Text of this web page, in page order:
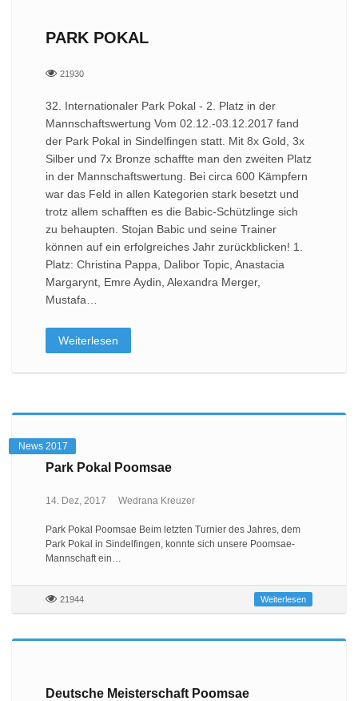
PARK POKAL
21930
32. Internationaler Park Pokal - 2. Platz in der
Mannschaftswertung Vom 02.12.-03.12.2017 fand
der Park Pokal in Sindelfingen statt. Mit 8x Gold, 3x
Silber und 7x Bronze schaffte man den zweiten Platz
in der Mannschaftswertung. Bei circa 600 Kämpfern
war das Feld in allen Kategorien stark besetzt und
trotz allem schafften es die Babic-Schützlinge sich
zu behaupten. Stojan Babic und seine Trainer
können auf ein erfolgreiches Jahr zurückblicken! 1.
Platz: Christina Pappa, Dalibor Topic, Anastacia
Margarynt, Emre Aydin, Alexandra Merger,
Mustafa…
Weiterlesen
News 2017
Park Pokal Poomsae
14. Dez, 2017 Wedrana Kreuzer
Park Pokal Poomsae Beim letzten Turnier des Jahres, dem
Park Pokal in Sindelfingen, konnte sich unsere Poomsae-
Mannschaft ein…
21944 Weiterlesen
Deutsche Meisterschaft Poomsae